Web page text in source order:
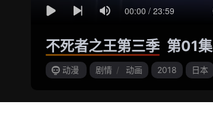
不死者之王第三季 第01集
动漫 剧情 / 动画 2018 日本